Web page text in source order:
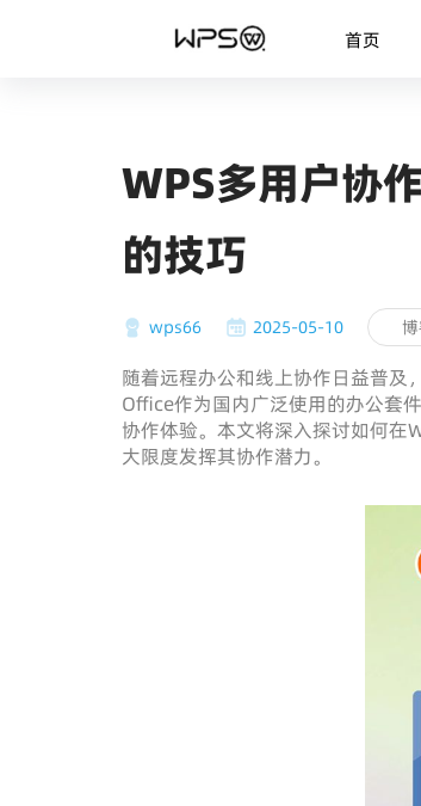
首页
WPS多用户协
的技巧
wps66 2025-05-10
随着远程办公和线上协作日益普及
Office作为国内广泛使用的办公套
协作体验。本文将深入探讨如何在
大限度发挥其协作潜力。